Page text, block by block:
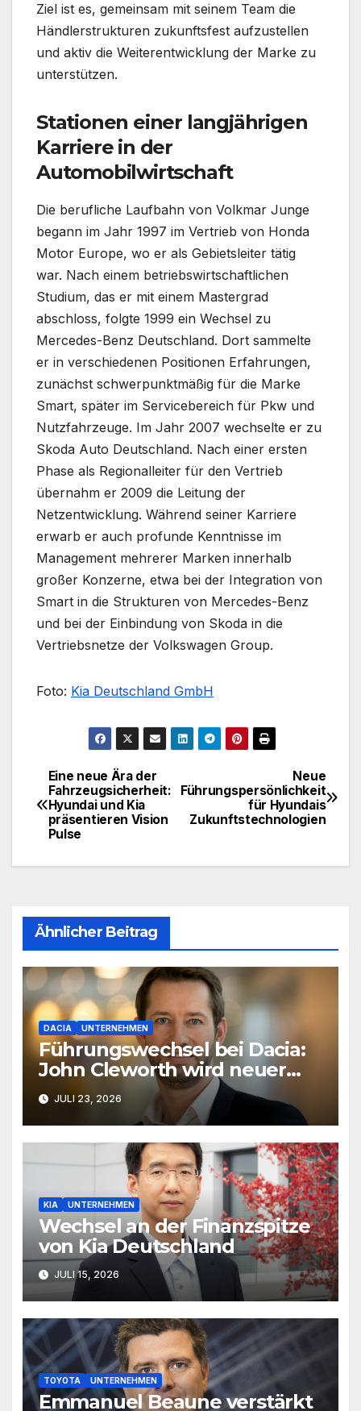
Ziel ist es, gemeinsam mit seinem Team die
Händlerstrukturen zukunftsfest aufzustellen
und aktiv die Weiterentwicklung der Marke zu
unterstützen.
Stationen einer langjährigen
Karriere in der
Automobilwirtschaft
Die berufliche Laufbahn von Volkmar Junge
begann im Jahr 1997 im Vertrieb von Honda
Motor Europe, wo er als Gebietsleiter tätig
war. Nach einem betriebswirtschaftlichen
Studium, das er mit einem Mastergrad
abschloss, folgte 1999 ein Wechsel zu
Mercedes-Benz Deutschland. Dort sammelte
er in verschiedenen Positionen Erfahrungen,
zunächst schwerpunktmäßig für die Marke
Smart, später im Servicebereich für Pkw und
Nutzfahrzeuge. Im Jahr 2007 wechselte er zu
Skoda Auto Deutschland. Nach einer ersten
Phase als Regionalleiter für den Vertrieb
übernahm er 2009 die Leitung der
Netzentwicklung. Während seiner Karriere
erwarb er auch profunde Kenntnisse im
Management mehrerer Marken innerhalb
großer Konzerne, etwa bei der Integration von
Smart in die Strukturen von Mercedes-Benz
und bei der Einbindung von Skoda in die
Vertriebsnetze der Volkswagen Group.
Foto: Kia Deutschland GmbH
Beitragsnavigation
Neue
Führungspersönlichkeit
für Hyundais
Zukunftstechnologien
Eine neue Ära der
Fahrzeugsicherheit:
Hyundai und Kia
präsentieren Vision
Pulse
Ähnlicher Beitrag
DACIA UNTERNEHMEN
Führungswechsel bei Dacia:
John Cleworth wird neuer
Produktchef
JULI 23, 2026
KIA UNTERNEHMEN
Wechsel an der Finanzspitze
von Kia Deutschland
JULI 15, 2026
TOYOTA UNTERNEHMEN
Emmanuel Beaune verstärkt